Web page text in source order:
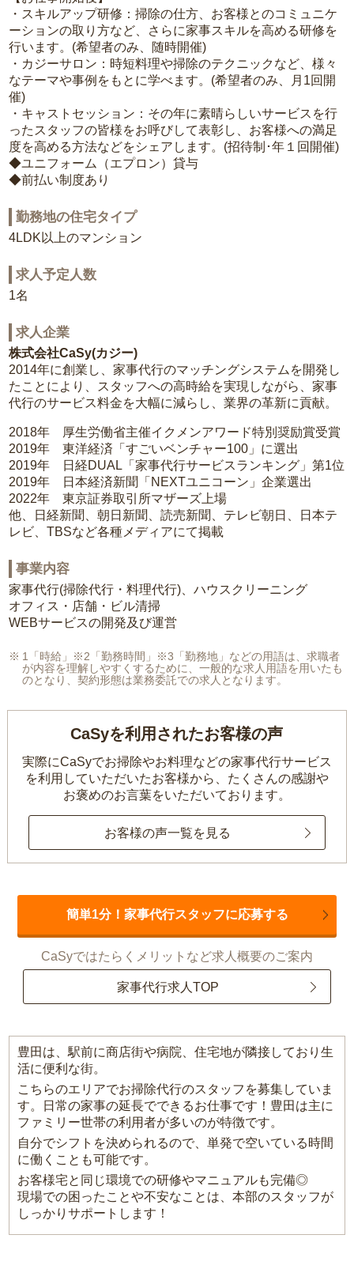
・スキルアップ研修：掃除の仕方、お客様とのコミュニケ
ーションの取り方など、さらに家事スキルを高める研修を
行います。(希望者のみ、随時開催)
・カジーサロン：時短料理や掃除のテクニックなど、様々
なテーマや事例をもとに学べます。(希望者のみ、月1回開
催)
・キャストセッション：その年に素晴らしいサービスを行
ったスタッフの皆様をお呼びして表彰し、お客様への満足
度を高める方法などをシェアします。(招待制･年１回開催)
◆ユニフォーム（エプロン）貸与
◆前払い制度あり
勤務地の住宅タイプ
4LDK以上のマンション
求人予定人数
1名
求人企業
株式会社CaSy(カジー)
2014年に創業し、家事代行のマッチングシステムを開発し
たことにより、スタッフへの高時給を実現しながら、家事
代行のサービス料金を大幅に減らし、業界の革新に貢献。
2018年 厚生労働省主催イクメンアワード特別奨励賞受賞
2019年 東洋経済「すごいベンチャー100」に選出
2019年 日経DUAL「家事代行サービスランキング」第1位
2019年 日本経済新聞「NEXTユニコーン」企業選出
2022年 東京証券取引所マザーズ上場
他、日経新聞、朝日新聞、読売新聞、テレビ朝日、日本テ
レビ、TBSなど各種メディアにて掲載
事業内容
家事代行(掃除代行・料理代行)、ハウスクリーニング
オフィス・店舗・ビル清掃
WEBサービスの開発及び運営
1「時給」※2「勤務時間」※3「勤務地」などの用語は、求職者
が内容を理解しやすくするために、一般的な求人用語を用いたも
のとなり、契約形態は業務委託での求人となります。
CaSyを利用されたお客様の声
実際にCaSyでお掃除やお料理などの家事代行サービス
を利用していただいたお客様から、 たくさんの感謝や
お褒めのお言葉をいただいております。
お客様の声一覧を見る
簡単1分！家事代行スタッフに応募する
CaSyではたらくメリットなど求人概要のご案内
家事代行求人TOP
豊田は、駅前に商店街や病院、住宅地が隣接しており生
活に便利な街。
こちらのエリアでお掃除代行のスタッフを募集していま
す。日常の家事の延長でできるお仕事です！豊田は主に
ファミリー世帯の利用者が多いのが特徴です。
自分でシフトを決められるので、単発で空いている時間
に働くことも可能です。
お客様宅と同じ環境での研修やマニュアルも完備◎
現場での困ったことや不安なことは、本部のスタッフが
しっかりサポートします！